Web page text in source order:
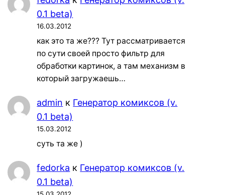
0.1 beta)
16.03.2012
как это та же??? Тут рассматривается
по сути своей просто фильтр для
обработки картинок, а там механизм в
который загружаешь…
admin к Генератор комиксов (v.
0.1 beta)
15.03.2012
суть та же )
fedorka к Генератор комиксов (v.
0.1 beta)